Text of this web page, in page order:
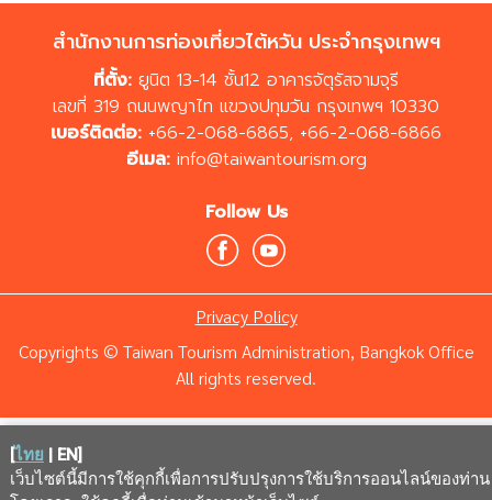
สำนักงานการท่องเที่ยวไต้หวัน ประจำกรุงเทพฯ
ที่ตั้ง: ยูนิต 13-14 ชั้น12 อาคารจัตุรัสจามจุรี
เลขที่ 319 ถนนพญาไท แขวงปทุมวัน กรุงเทพฯ 10330
เบอร์ติดต่อ: +66-2-068-6865, +66-2-068-6866
อีเมล: info@taiwantourism.org
Follow Us
Privacy Policy
Copyrights © Taiwan Tourism Administration, Bangkok Office
All rights reserved.
[ไทย | EN]
เว็บไซต์นี้มีการใช้คุกกี้เพื่อการปรับปรุงการใช้บริการออนไลน์ของท่าน